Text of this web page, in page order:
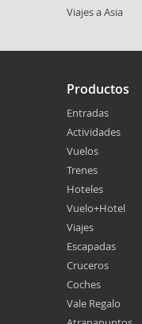
Viajes a Asia
Productos
Entradas
Actividades
Vuelos
Trenes
Hoteles
Vuelo+Hotel
Viajes
Escapadas
Cruceros
Coches
Vale Regalo